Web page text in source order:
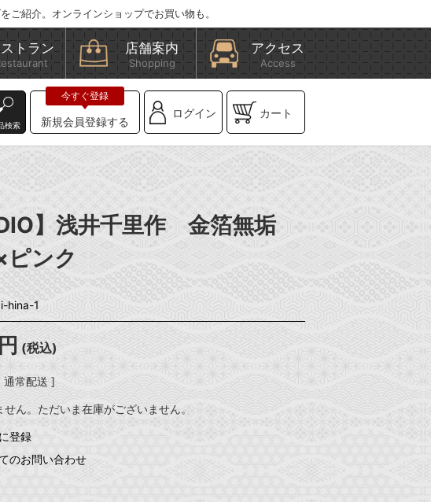
紹介。オンラインショップでお買い物も。
トラン 店舗案内
Shopping
アクセス
Access
検索 新規会員登録する
ログイン カート
】浅井千里作 金箔無垢
ンク
hina-1
(税込)
通常配送 ]
ん。ただいま在庫がございません。
登録
のお問い合わせ